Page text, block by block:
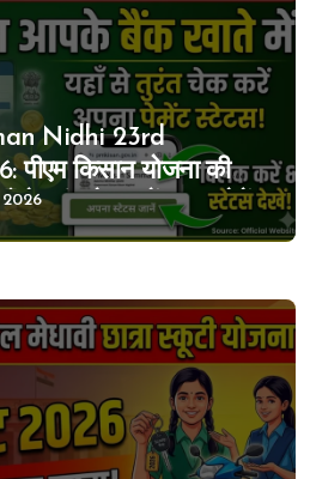
Nidhi 23rd
किसान योजना की
से तुरंत चेक करें अपना पेमेंट
2026